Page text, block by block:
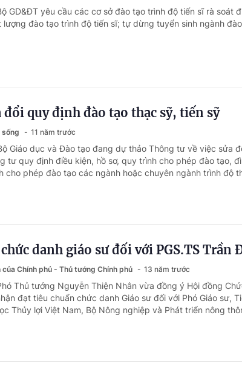
GD&ĐT yêu cầu các cơ sở đào tạo trình độ tiến sĩ rà soát
lượng đào tạo trình độ tiến sĩ; tự dừng tuyển sinh ngành
đổi quy định đào tạo thạc sỹ, tiến sỹ
sống 11 năm trước
Giáo dục và Đào tạo đang dự thảo Thông tư về việc sửa
tư quy định điều kiện, hồ sơ, quy trình cho phép đào tạo,
cho phép đào tạo các ngành hoặc chuyên ngành trình độ
danh giáo sư đối với PGS.TS Trần
Chính phủ - Thủ tướng Chính phủ 13 năm trước
Thủ tướng Nguyễn Thiện Nhân vừa đồng ý Hội đồng
đạt tiêu chuẩn chức danh Giáo sư đối với Phó Giáo sư,
Thủy lợi Việt Nam, Bộ Nông nghiệp và Phát triển nông